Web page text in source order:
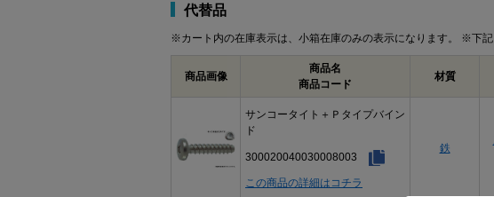
代替品
※カート内の在庫表示は、小箱在庫のみの表示になります。 ※下記
商品画像
商品名
商品コード
材質
サンコータイト＋Ｐタイプバイン
ド
300020040030008003
この商品の詳細はコチラ
鉄